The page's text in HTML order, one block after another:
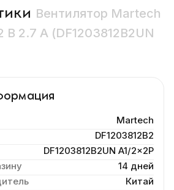
Вентилятор Martech
В 2.7 А (DF1203812B2UN
Martech
DF1203812B2
DF1203812B2UN A1/2×2P
14 дней
Китай